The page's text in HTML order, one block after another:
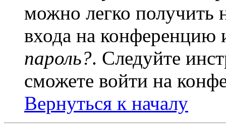
можно легко получить
входа на
пароль?. Следуйте
сможете войти на
Вернуться к началу